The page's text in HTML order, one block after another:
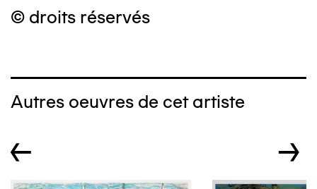
© droits réservés
Autres oeuvres de cet artiste
← →